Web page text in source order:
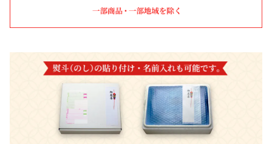
カタログギフト